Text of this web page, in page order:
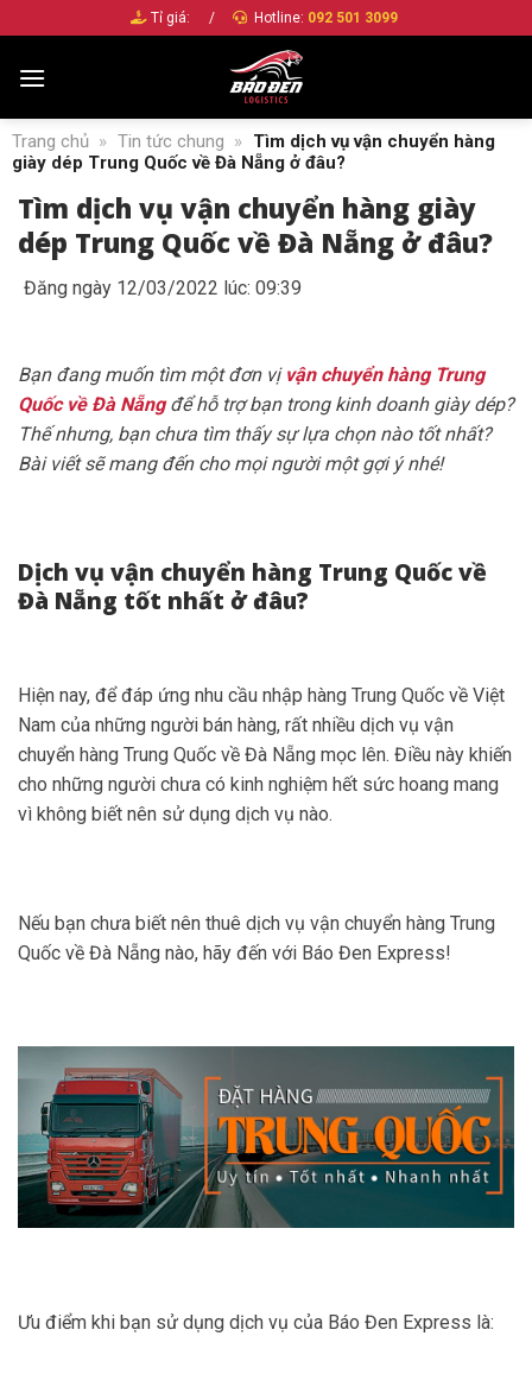
nội
Tỉ giá: / Hotline: 092 501 3099
Trang chủ » Tin tức chung »
Tìm dịch vụ vận chuyển hàng
giày dép Trung Quốc về Đà Nẵng ở đâu?
Tìm dịch vụ vận chuyển hàng giày
dép Trung Quốc về Đà Nẵng ở đâu?
Đăng ngày 12/03/2022 lúc: 09:39
Bạn đang muốn tìm một đơn vị vận chuyển hàng Trung
Quốc về Đà Nẵng để hỗ trợ bạn trong kinh doanh giày dép?
Thế nhưng, bạn chưa tìm thấy sự lựa chọn nào tốt nhất?
Bài viết sẽ mang đến cho mọi người một gợi ý nhé!
Dịch vụ vận chuyển hàng Trung Quốc về
Đà Nẵng tốt nhất ở đâu?
Hiện nay, để đáp ứng nhu cầu nhập hàng Trung Quốc về Việt
Nam của những người bán hàng, rất nhiều dịch vụ vận
chuyển hàng Trung Quốc về Đà Nẵng mọc lên. Điều này khiến
cho những người chưa có kinh nghiệm hết sức hoang mang
vì không biết nên sử dụng dịch vụ nào.
Nếu bạn chưa biết nên thuê dịch vụ vận chuyển hàng Trung
Quốc về Đà Nẵng nào, hãy đến với Báo Đen Express!
Ưu điểm khi bạn sử dụng dịch vụ của Báo Đen Express là: